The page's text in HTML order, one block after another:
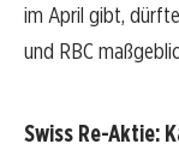
im April gibt,
und RBC
Swiss Re-Aktie: